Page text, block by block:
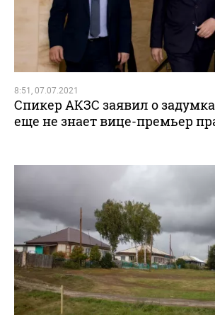
8:51, 07.07.2021
Спикер АКЗС заявил о
еще не знает вице-премьер